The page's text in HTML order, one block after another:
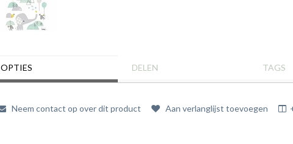
OPTIES DELEN TAGS
Neem contact op over dit product Aan verlanglijst toevoegen